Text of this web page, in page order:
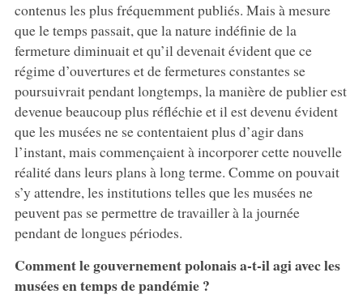
contenus les plus fréquemment publiés. Mais à mesure
que le temps passait, que la nature indéfinie de la
fermeture diminuait et qu’il devenait évident que ce
régime d’ouvertures et de fermetures constantes se
poursuivrait pendant longtemps, la manière de publier est
devenue beaucoup plus réfléchie et il est devenu évident
que les musées ne se contentaient plus d’agir dans
l’instant, mais commençaient à incorporer cette nouvelle
réalité dans leurs plans à long terme. Comme on pouvait
s’y attendre, les institutions telles que les musées ne
peuvent pas se permettre de travailler à la journée
pendant de longues périodes.
Comment le gouvernement polonais a-t-il agi avec les
musées en temps de pandémie ?